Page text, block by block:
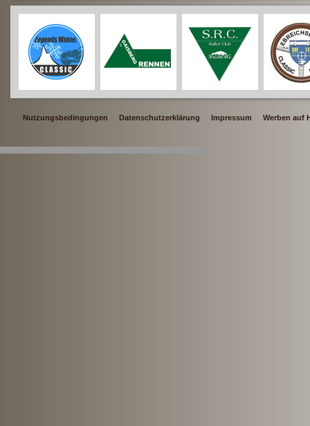
Nutzungsbedingungen Datenschutzerklärung Impressum Werben auf